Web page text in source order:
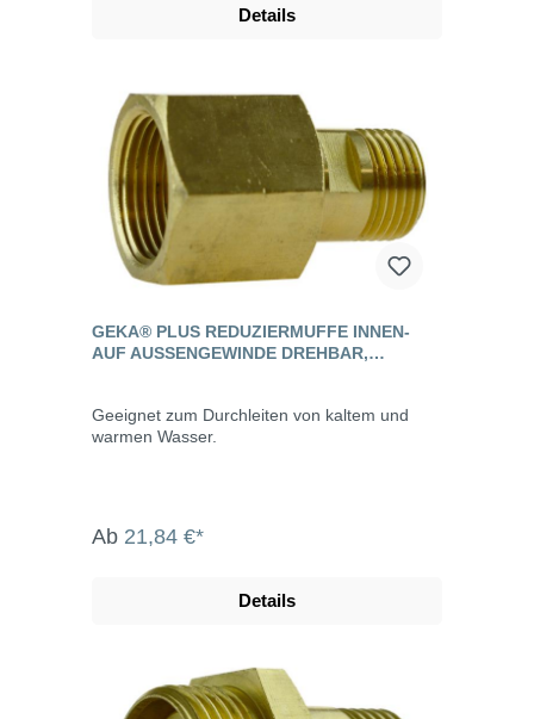
Details
GEKA® PLUS REDUZIERMUFFE INNEN-
AUF AUSSENGEWINDE DREHBAR, M
Geeignet zum Durchleiten von kaltem und
warmen Wasser.
Ab 21,84 €*
Details